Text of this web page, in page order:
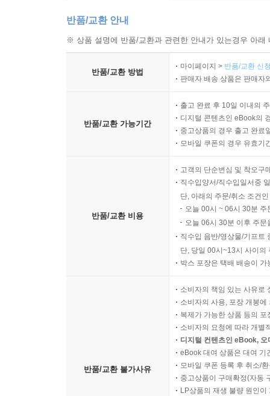
반품/교환 안내
※ 상품 설명에 반품/교환과 관련한 안내가 있는경우 아
반품/교환 방법
마이페이지 > 반품/교환 신
판매자 배송 상품은 판매자
반품/교환 가능기간
출고 완료 후 10일 이내의
디지털 콘텐츠인 eBook의
중고상품의 경우 출고 완료
모바일 쿠폰의 경우 유효기
반품/교환 비용
고객의 단순변심 및 착오구
직수입양서/직수입일서중
단, 아래의 주문/취소 조건
오늘 00시 ~ 06시 30분
오늘 06시 30분 이후 주
직수입 음반/영상물/기프트
단, 당일 00시~13시 사이의
박스 포장은 택배 배송이
반품/교환 불가사유
소비자의 책임 있는 사유로
소비자의 사용, 포장 개봉
복제가 가능한 상품 등의
소비자의 요청에 따라 개별
디지털 컨텐츠인 eBook,
eBook 대여 상품은 대여 기
모바일 쿠폰 등록 후 취소/
중고상품이 구매확정(자동
LP상품의 재생 불량 원인